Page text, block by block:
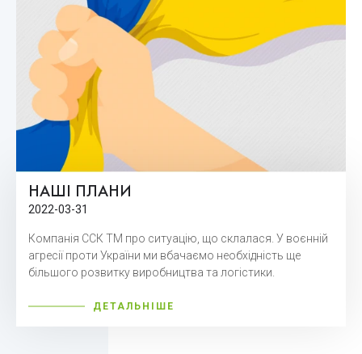
НАШІ ПЛАНИ
2022-03-31
Компанія ССК ТМ про ситуацію, що склалася. У воєнній
агресії проти України ми вбачаємо необхідність ще
більшого розвитку виробництва та логістики.
ДЕТАЛЬНІШЕ